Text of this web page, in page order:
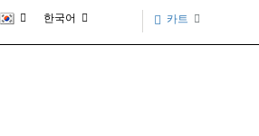
한국어 카트